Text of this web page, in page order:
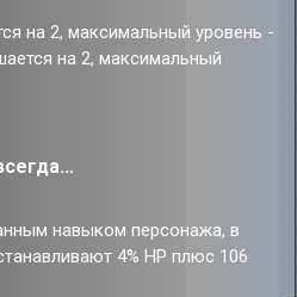
на 2, максимальный уровень -
на 2, максимальный
навыком персонажа, в
4% НР плюс 106